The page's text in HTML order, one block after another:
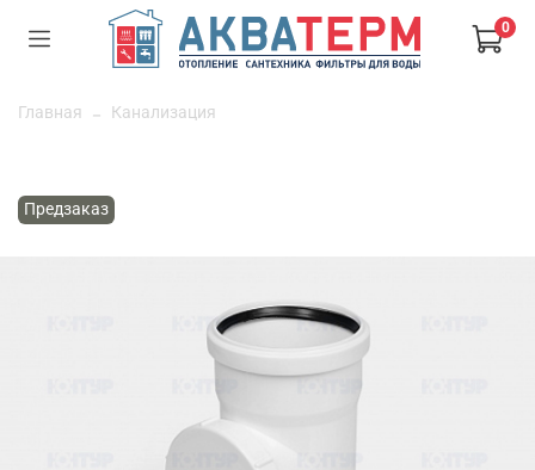
0
Главная Канализация
Предзаказ